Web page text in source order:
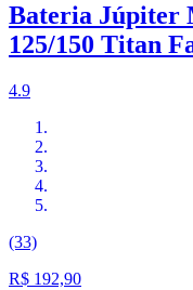
Bateria Júpiter
125/150 Titan
4.9
(33)
R$ 192,90